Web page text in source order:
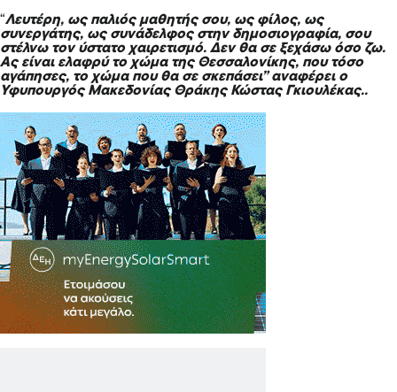
“Λευτέρη, ως παλιός μαθητής σου, ως φίλος, ως
συνεργάτης, ως συνάδελφος στην δημοσιογραφία, σου
στέλνω τον ύστατο χαιρετισμό. Δεν θα σε ξεχάσω όσο ζω.
Ας είναι ελαφρύ το χώμα της Θεσσαλονίκης, που τόσο
αγάπησες, το χώμα που θα σε σκεπάσει” αναφέρει ο
Υφυπουργός Μακεδονίας Θράκης Κώστας Γκιουλέκας..